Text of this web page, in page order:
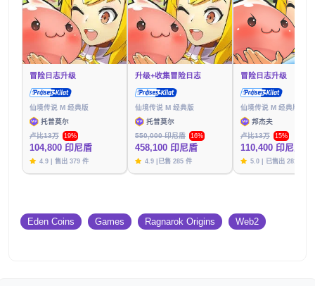
冒险日志升级
仙境传说 M 经典版
托普莫尔
卢比13万
19%
104,800 印尼盾
4.9 | 售出 379 件
升级+收集冒险日志
仙境传说 M 经典版
托普莫尔
550,000 印尼盾
16%
458,100 印尼盾
4.9 |已售 285 件
冒险日志升级
仙境传说 M 经典版
邦杰夫
卢比13万
15%
110,400 印尼盾
5.0 | 已售出 281 件
Eden Coins Games Ragnarok Origins Web2